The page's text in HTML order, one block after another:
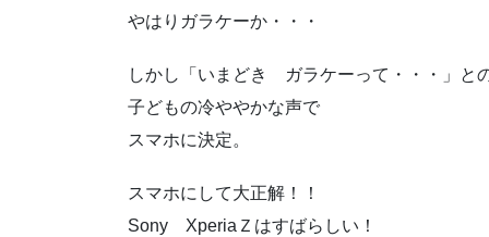
やはりガラケーか・・・
しかし「いまどき ガラケーって・・・」と
子どもの冷ややかな声で
スマホに決定。
スマホにして大正解！！
Sony XperiaＺはすばらしい！